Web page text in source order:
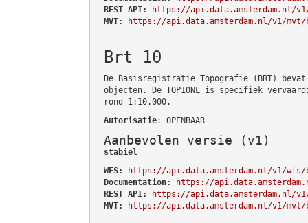
REST API:
https://api.data.amsterdam.nl/
MVT:
https://api.data.amsterdam.nl/v1/mvt/
Brt 10
De Basisregistratie Topografie (BRT)
objecten. De TOP10NL is specifiek
rond 1:10.000.
Autorisatie: OPENBAAR
Aanbevolen versie (v1)
stabiel
WFS:
https://api.data.amsterdam.nl/v1/wfs/
Documentation:
https://
REST API:
https://api.data.amsterdam.nl/
MVT:
https://api.data.amsterdam.nl/v1/mvt/